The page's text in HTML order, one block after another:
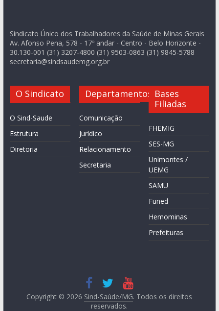
Sindicato Único dos Trabalhadores da Saúde de Minas Gerais
Av. Afonso Pena, 578 - 17º andar - Centro - Belo Horizonte -
30.130-001 (31) 3207-4800 (31) 9503-0863 (31) 9845-5788
secretaria@sindsaudemg.org.br
O Sindicato
O Sind-Saude
Estrutura
Diretoria
Departamentos
Comunicação
Jurídico
Relacionamento
Secretaria
Bases
Filiadas
FHEMIG
SES-MG
Unimontes /
UEMG
SAMU
Funed
Hemominas
Prefeituras
Copyright © 2026 Sind-Saúde/MG. Todos os direitos
reservados.